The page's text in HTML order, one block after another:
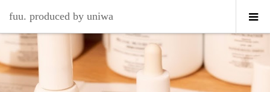
fuu. produced by uniwa